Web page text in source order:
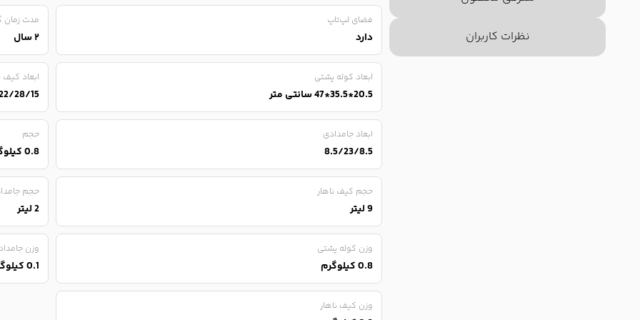
نظرات کاربران
فضای لپ‌تاپ
دارد
مدت زمان
۲ سال
ابعاد کوله پشتی
20.5*35.5*47 سانتی متر
ابعاد کیف
28/15
ابعاد جامدادی
8.5/23/8.5
حجم
0.8 کیلوگرم
حجم کیف ناهار
9 لیتر
حجم
2 لیتر
وزن کوله پشتی
0.8 کیلوگرم
وزن
0.1 کیلوگرم
وزن کیف ناهار